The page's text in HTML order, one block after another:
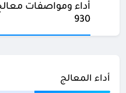
930
أداء المعالج